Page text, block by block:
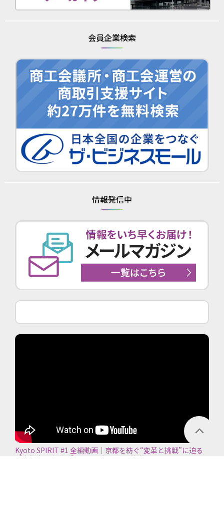
会員企業検索
情報発信中
Kyoto SPIRIT #1 全編動画｜京都を紡ぐ“変革と挑戦”に迫る
【京都商工会議所】＜2026年7月5日放送＞